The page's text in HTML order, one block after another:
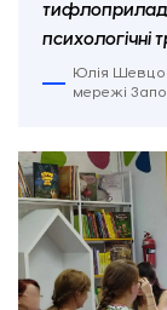
психологічні
Юлія
мережі